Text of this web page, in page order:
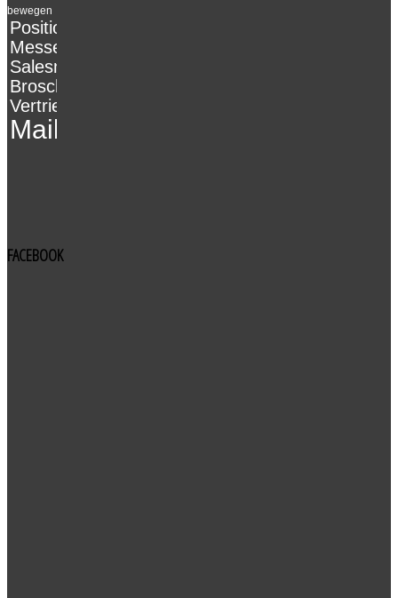
bewegen
Positionierung
Messebau
Salesmarketing
Broschüren
Vertriebsmarkting
Mailing
FACEBOOK